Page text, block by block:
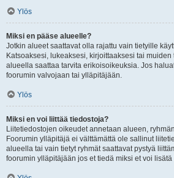
Ylös
Miksi en pääse alueelle?
Jotkin alueet saattavat olla rajattu vain tietyille
Katsoaksesi, lukeaksesi, kirjoittaaksesi tai
alueella saattaa tarvita erikoisoikeuksia. Jos
foorumin valvojaan tai ylläpitäjään.
Ylös
Miksi en voi liittää tiedostoja?
Liitetiedostojen oikeudet annetaan alueen,
Foorumin ylläpitäjä ei välttämättä ole sallinut
alueella tai vain tietyt ryhmät saattavat pystyä
foorumin ylläpitäjään jos et tiedä miksi et voi